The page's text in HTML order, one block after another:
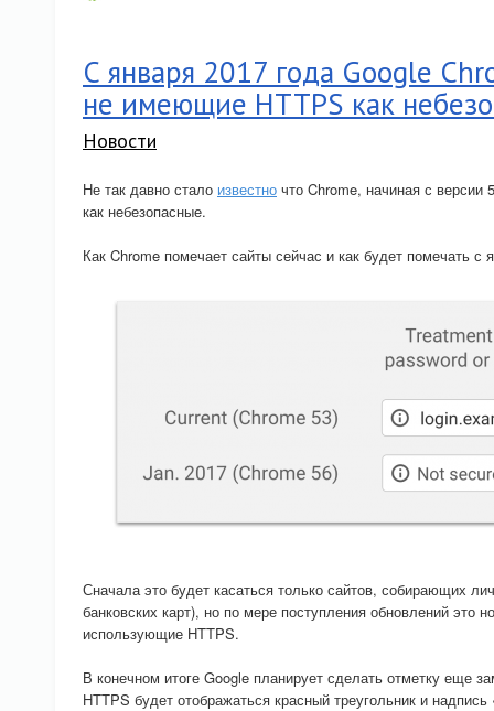
С января 2017 года Google
не имеющие HTTPS как
Новости
Не так давно стало известно что Chrome, начиная с версии
как небезопасные.
Как Chrome помечает сайты сейчас и как будет помечать
Сначала это будет касаться только сайтов, собирающих
банковских карт), но по мере поступления обновлений это
использующие HTTPS.
В конечном итоге Google планирует сделать отметку еще
HTTPS будет отображаться красный треугольник и